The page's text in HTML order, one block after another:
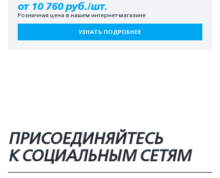
от 10 760 руб./шт.
Розничная цена в нашем интернет-магазине
УЗНАТЬ ПОДРОБНЕЕ
ПРИСОЕДИНЯЙТЕСЬ
К СОЦИАЛЬНЫМ СЕТЯМ